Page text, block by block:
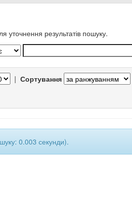
уточнення результатів пошуку.
| Сортування
0.003 секунди).